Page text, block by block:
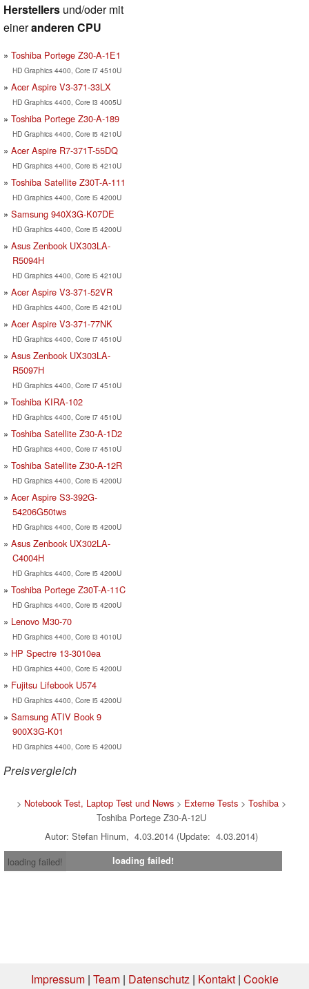
Herstellers und/oder mit
eineranderen CPU
Toshiba Portege Z30-A-1E1
HD Graphics 4400, Core i7 4510U
Acer Aspire V3-371-33LX
HD Graphics 4400, Core i3 4005U
Toshiba Portege Z30-A-189
HD Graphics 4400, Core i5 4210U
Acer Aspire R7-371T-55DQ
HD Graphics 4400, Core i5 4210U
Toshiba Satellite Z30T-A-111
HD Graphics 4400, Core i5 4200U
Samsung 940X3G-K07DE
HD Graphics 4400, Core i5 4200U
Asus Zenbook UX303LA-
R5094H
HD Graphics 4400, Core i5 4210U
Acer Aspire V3-371-52VR
HD Graphics 4400, Core i5 4210U
Acer Aspire V3-371-77NK
HD Graphics 4400, Core i7 4510U
Asus Zenbook UX303LA-
R5097H
HD Graphics 4400, Core i7 4510U
Toshiba KIRA-102
HD Graphics 4400, Core i7 4510U
Toshiba Satellite Z30-A-1D2
HD Graphics 4400, Core i7 4510U
Toshiba Satellite Z30-A-12R
HD Graphics 4400, Core i5 4200U
Acer Aspire S3-392G-
54206G50tws
HD Graphics 4400, Core i5 4200U
Asus Zenbook UX302LA-
C4004H
HD Graphics 4400, Core i5 4200U
Toshiba Portege Z30T-A-11C
HD Graphics 4400, Core i5 4200U
Lenovo M30-70
HD Graphics 4400, Core i3 4010U
HP Spectre 13-3010ea
HD Graphics 4400, Core i5 4200U
Fujitsu Lifebook U574
HD Graphics 4400, Core i5 4200U
Samsung ATIV Book 9
900X3G-K01
HD Graphics 4400, Core i5 4200U
Preisvergleich
> Notebook Test, Laptop Test und News> Externe Tests> Toshiba>
Toshiba Portege Z30-A-12U
Autor: Stefan Hinum, 4.03.2014 (Update: 4.03.2014)
loading failed!
loading failed!
Impressum| Team| Datenschutz| Kontakt| Cookie